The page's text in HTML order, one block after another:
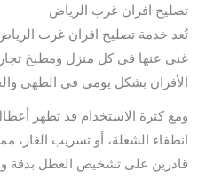
تصليح افران غرب الرياض
تُعد خدمة تصليح افران غرب
غنى عنها في كل منزل ومطبخ
الأفران بشكل يومي في الطهي
ومع كثرة الاستخدام قد تظهر
انطفاء الشعلة، أو تسريب
قادرين على تشخيص العطل بدقة